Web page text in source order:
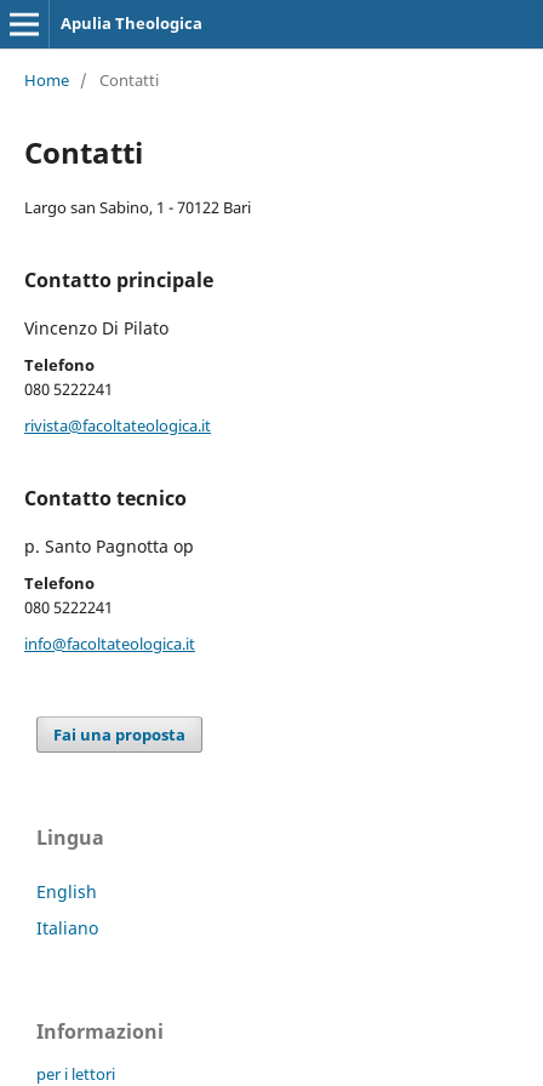
Apulia Theologica
Home / Contatti
Contatti
Largo san Sabino, 1 - 70122 Bari
Contatto principale
Vincenzo Di Pilato
Telefono
080 5222241
rivista@facoltateologica.it
Contatto tecnico
p. Santo Pagnotta op
Telefono
080 5222241
info@facoltateologica.it
Fai una proposta
Lingua
English
Italiano
Informazioni
per i lettori